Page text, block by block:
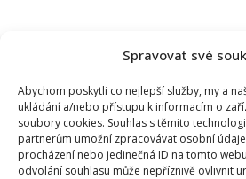
Spravovat své
Abychom poskytli co nejlepší služby, my a
ukládání a/nebo přístupu k informacím o
soubory cookies. Souhlas s těmito
partnerům umožní zpracovávat osobní
procházení nebo jedinečná ID na tomto
odvolání souhlasu může nepříznivě ovlivnit